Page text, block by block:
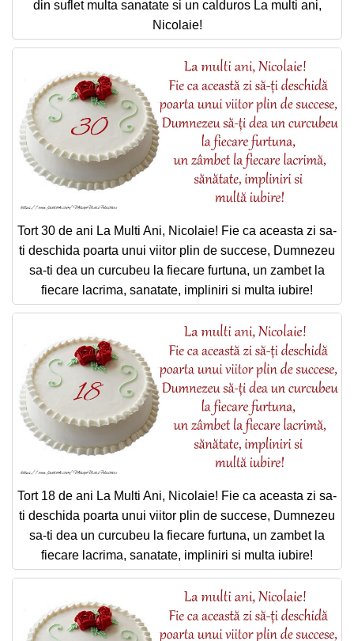
din suflet multa sanatate si un calduros La multi ani,
Nicolaie!
Tort 30 de ani La Multi Ani, Nicolaie! Fie ca aceasta zi sa-
ti deschida poarta unui viitor plin de succese, Dumnezeu
sa-ti dea un curcubeu la fiecare furtuna, un zambet la
fiecare lacrima, sanatate, impliniri si multa iubire!
Tort 18 de ani La Multi Ani, Nicolaie! Fie ca aceasta zi sa-
ti deschida poarta unui viitor plin de succese, Dumnezeu
sa-ti dea un curcubeu la fiecare furtuna, un zambet la
fiecare lacrima, sanatate, impliniri si multa iubire!